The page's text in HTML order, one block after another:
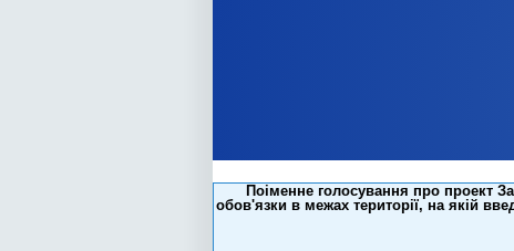
Поіменне голосування про проект
обов'язки в межах території, на якій